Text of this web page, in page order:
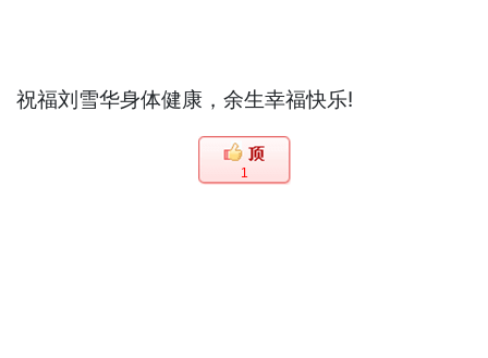
祝福刘雪华身体健康，余生幸福快乐!
1